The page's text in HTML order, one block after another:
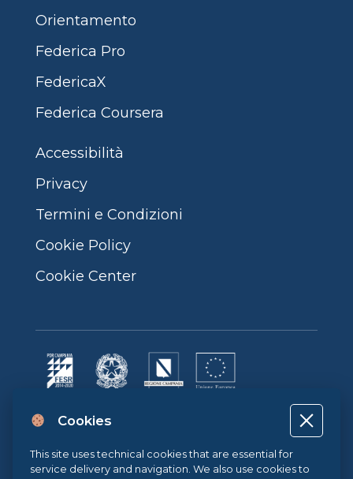
Orientamento
Federica Pro
FedericaX
Federica Coursera
Accessibilità
Privacy
Termini e Condizioni
Cookie Policy
Cookie Center
Progetto cofinanziato dall’Unione Europea, dallo Stato Italiano e dalla
Regione Campania POR CAMPANIA FESR 2014-2020 | ASSE II –
OBIETTIVO TEMATICO 2O.S. 2.3 | AZIONE 2.3.1 | Progetto: LA FABBRICA
DIGITALE
Cookies
This site uses technical cookies that are essential for
service delivery and navigation. We also use cookies to